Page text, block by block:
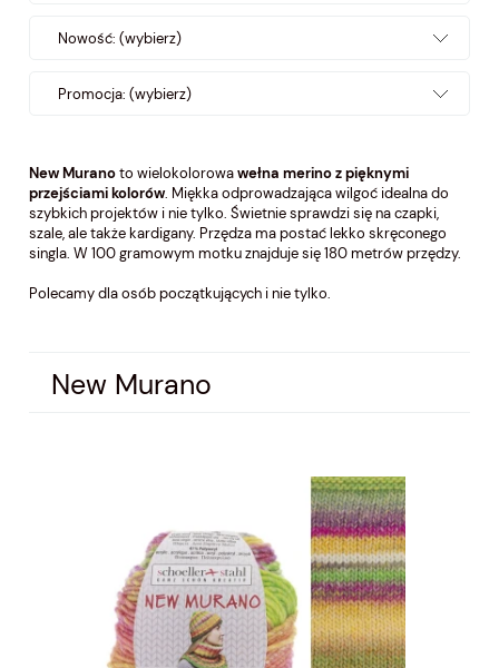
Nowość: (wybierz)
Promocja: (wybierz)
New Muranoto wielokolorowawełna merino z pięknymi
przejściami kolorów. Miękka odprowadzająca wilgoć idealna do
szybkich projektów i nie tylko. Świetnie sprawdzi się na czapki,
szale, ale także kardigany. Przędza ma postać lekko skręconego
singla. W 100 gramowym motku znajduje się 180 metrów przędzy.
Polecamy dla osób początkujących i nie tylko.
New Murano